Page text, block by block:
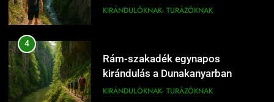
18
KIRÁNDULÓKNAK- TURÁZÓKNAK
19
KIRÁNDULÓKNAK- TURÁZÓKNAK
5
Prédikálószék kilátó: a Dunakanyar
egyik legszebb panorámája
KIRÁNDULÓKNAK- TURÁZÓKNAK